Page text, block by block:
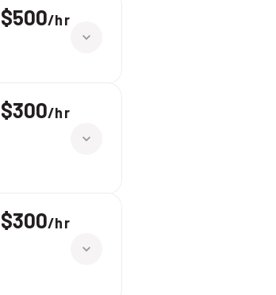
$500/hr
$300/hr
$300/hr